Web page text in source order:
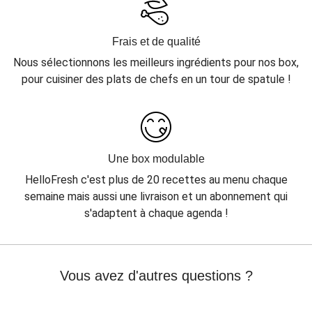
Frais et de qualité
Nous sélectionnons les meilleurs ingrédients pour nos box,
pour cuisiner des plats de chefs en un tour de spatule !
Une box modulable
HelloFresh c'est plus de 20 recettes au menu chaque
semaine mais aussi une livraison et un abonnement qui
s'adaptent à chaque agenda !
Vous avez d'autres questions ?